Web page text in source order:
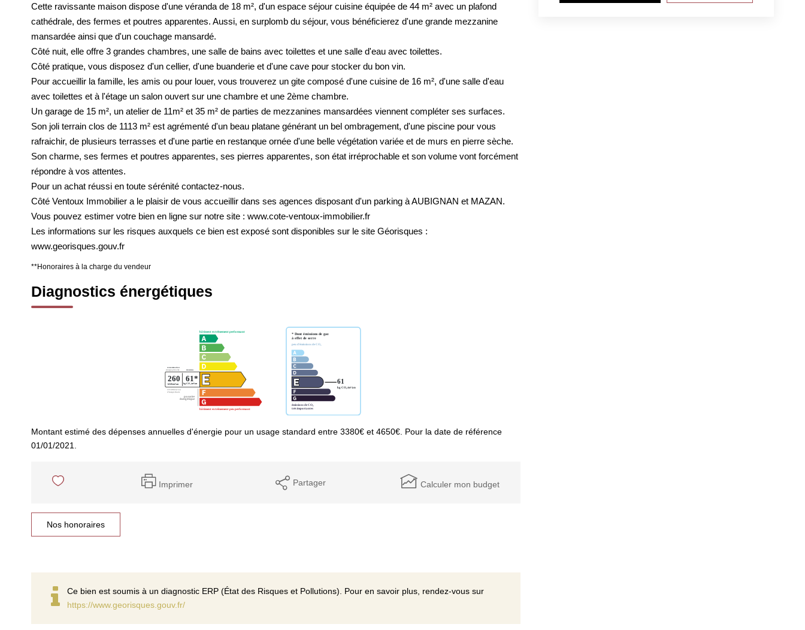
Cette ravissante maison dispose d'une véranda de 18 m², d'un espace séjour cuisine équipée de 44 m² avec un plafond
cathédrale, des fermes et poutres apparentes. Aussi, en surplomb du séjour, vous bénéficierez d'une grande mezzanine
mansardée ainsi que d'un couchage mansardé.
Côté nuit, elle offre 3 grandes chambres, une salle de bains avec toilettes et une salle d'eau avec toilettes.
Côté pratique, vous disposez d'un cellier, d'une buanderie et d'une cave pour stocker du bon vin.
Pour accueillir la famille, les amis ou pour louer, vous trouverez un gite composé d'une cuisine de 16 m², d'une salle d'eau
avec toilettes et à l'étage un salon ouvert sur une chambre et une 2ème chambre.
Un garage de 15 m², un atelier de 11m² et 35 m² de parties de mezzanines mansardées viennent compléter ses surfaces.
Son joli terrain clos de 1113 m² est agrémenté d'un beau platane générant un bel ombragement, d'une piscine pour vous
rafraichir, de plusieurs terrasses et d'une partie en restanque ornée d'une belle végétation variée et de murs en pierre sèche.
Son charme, ses fermes et poutres apparentes, ses pierres apparentes, son état irréprochable et son volume vont forcément
répondre à vos attentes.
Pour un achat réussi en toute sérénité contactez-nous.
Côté Ventoux Immobilier a le plaisir de vous accueillir dans ses agences disposant d'un parking à AUBIGNAN et MAZAN.
Vous pouvez estimer votre bien en ligne sur notre site : www.cote-ventoux-immobilier.fr
Les informations sur les risques auxquels ce bien est exposé sont disponibles sur le site Géorisques :
www.georisques.gouv.fr
**Honoraires à la charge du vendeur
Diagnostics énergétiques
Montant estimé des dépenses annuelles d'énergie pour un usage standard entre 3380€ et 4650€. Pour la date de référence
01/01/2021.
Imprimer Partager Calculer mon budget
Nos honoraires
Ce bien est soumis à un diagnostic ERP (État des Risques et Pollutions). Pour en savoir plus, rendez-vous sur
https://www.georisques.gouv.fr/